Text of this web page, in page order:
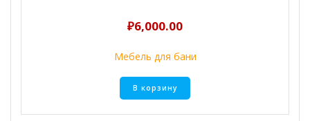
₽6,000.00
Мебель для бани
В корзину